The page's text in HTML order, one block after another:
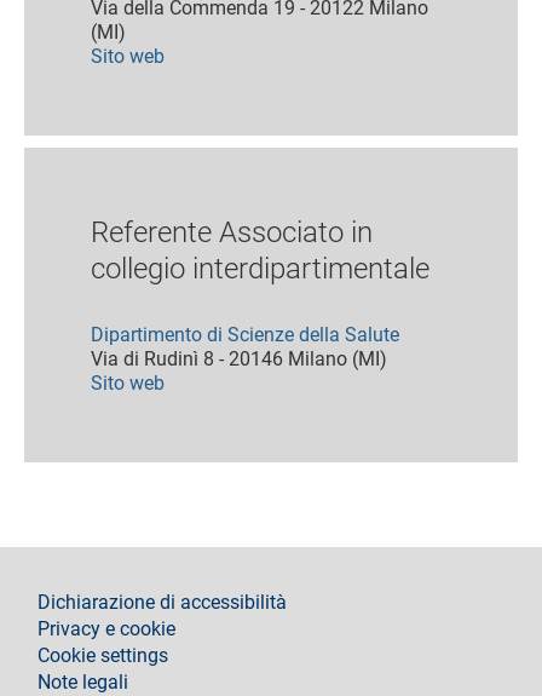
Via della Commenda 19 - 20122 Milano
(MI)
Sito web
Referente Associato in
collegio interdipartimentale
Dipartimento di Scienze della Salute
Via di Rudinì 8 - 20146 Milano (MI)
Sito web
footer
Dichiarazione di accessibilità
Privacy e cookie
Cookie settings
Note legali